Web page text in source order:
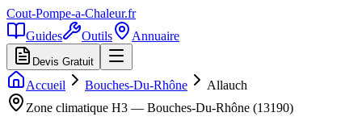
Cout-Pompe-a-Chaleur.fr
Guides
Outils Annuaire
Devis Gratuit
Accueil Bouches-Du-Rhône
Allauch
Zone climatique H3 — Bouches-Du-Rhône (13190)